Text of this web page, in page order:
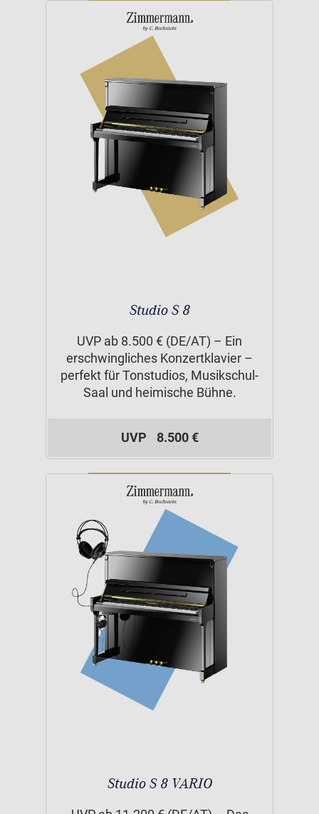
Studio S 8
UVP ab 8.500 € (DE/AT) – Ein
erschwingliches Konzertklavier –
perfekt für Tonstudios, Musikschul-
Saal und heimische Bühne.
UVP 8.500 €
Studio S 8 VARIO